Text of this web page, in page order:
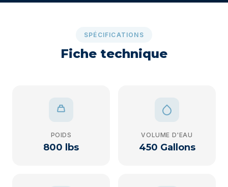
SPÉCIFICATIONS
Fiche technique
POIDS
800 lbs
VOLUME D'EAU
450 Gallons